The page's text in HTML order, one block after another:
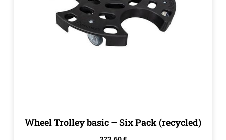
Wheel Trolley basic – Six Pack (recycled)